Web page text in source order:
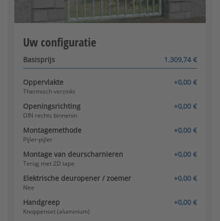
[+280,00 €]
Klink/knop (aluminium)
Knoppenset (aluminium) -
Knopset (roestvrij staal)
Uw configuratie
Basisprijs 1.309,74 €
Oppervlakte +0,00 €
Thermisch verzinkt
Openingsrichting +0,00 €
DIN rechts binnenin
Montagemethode +0,00 €
Pijler-pijler
Montage van deurscharnieren +0,00 €
Terug met 2D tape
Elektrische deuropener / zoemer +0,00 €
Nee
Handgreep +0,00 €
Knoppenset (aluminium)
Configurator wordt geladen